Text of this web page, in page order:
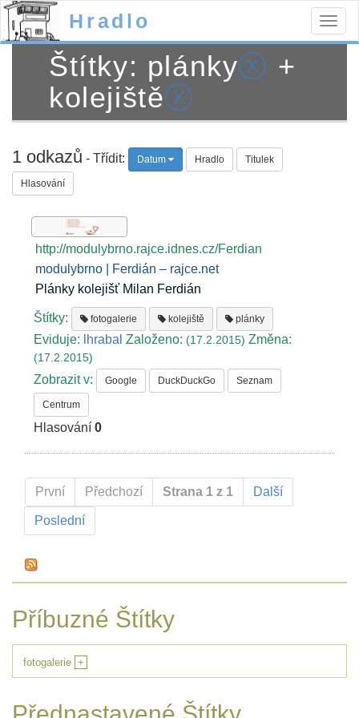
Hradlo
Štítky: plánkyⓧ +
kolejištěⓧ
1 odkazů - Třídit: Datum Hradlo Titulek
Hlasování
http://modulybrno.rajce.idnes.cz/Ferdian
modulybrno | Ferdián – rajce.net
Plánky kolejišť Milan Ferdián
Štítky: fotogalerie kolejiště plánky
Eviduje: lhrabal Založeno:(17.2.2015)Změna:
(17.2.2015)
Zobrazit v: Google DuckDuckGo Seznam
Centrum
Hlasování0
První Předchozí Strana 1 z 1 Další
Poslední
Příbuzné Štítky
fotogalerie +